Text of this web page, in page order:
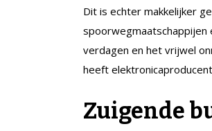
Dit is echter makkelijker
spoorwegmaatschappijen
verdagen en het vrijwel
heeft
Zuigende